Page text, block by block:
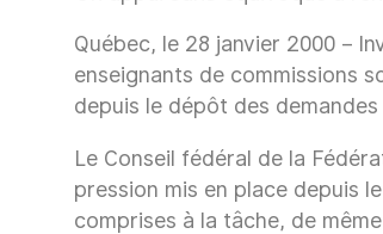
Québec, le 28 janvier 2000 –
enseignants de commissions
depuis le dépôt des
Le Conseil fédéral de la
pression mis en place depuis
comprises à la tâche, de